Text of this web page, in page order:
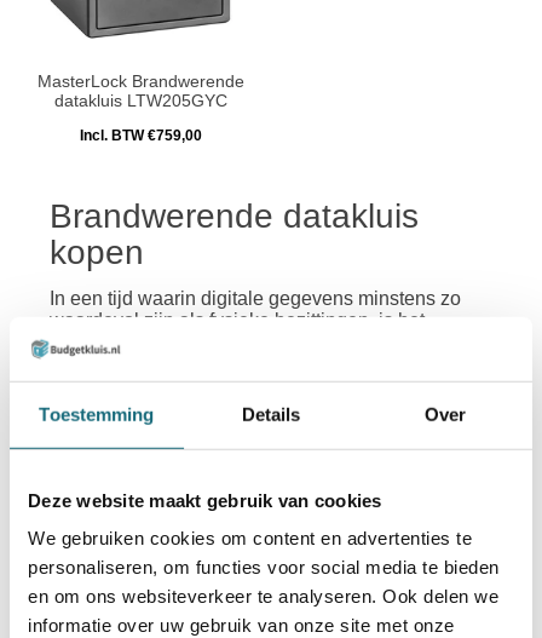
Toestemming Details Over
Deze website maakt gebruik van cookies
We gebruiken cookies om content en advertenties te
personaliseren, om functies voor social media te bieden
en om ons websiteverkeer te analyseren. Ook delen we
informatie over uw gebruik van onze site met onze
MasterLock Brandwerende
datakluis LTW205GYC
Incl. BTW €759,00
Brandwerende datakluis
kopen
In een tijd waarin digitale gegevens minstens zo
waardevol zijn als fysieke bezittingen, is het
beveiligen van data essentieel. Of je nu thuis
belangrijke documenten bewaart of als ondernemer
verantwoordelijk bent voor klantinformatie, een
datakluis biedt maximale bescherming tegen brand,
vocht en diefstal. Bij Budgetkluis.nl vind je een
zorgvuldig samengesteld assortiment datakluizen.
gemoedsrust geven.
Waarom een datakluis
kopen?